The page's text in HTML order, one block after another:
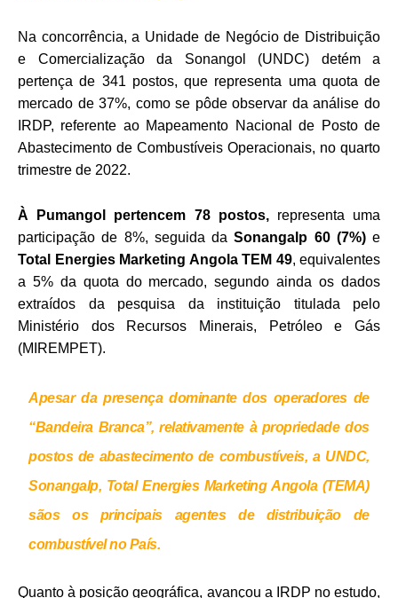
Na concorrência, a Unidade de Negócio de Distribuição
e Comercialização da Sonangol (UNDC) detém a
pertença de 341 postos, que representa uma quota de
mercado de 37%, como se pôde observar da análise do
IRDP, referente ao Mapeamento Nacional de Posto de
Abastecimento de Combustíveis Operacionais, no quarto
trimestre de 2022.
À Pumangol pertencem 78 postos,representa uma
participação de 8%, seguida daSonangalp 60 (7%)e
Total Energies Marketing Angola TEM 49, equivalentes
a 5% da quota do mercado, segundo ainda os dados
extraídos da pesquisa da instituição titulada pelo
Ministério dos Recursos Minerais, Petróleo e Gás
(MIREMPET).
Apesar da presença dominante dos operadores de
“Bandeira Branca”, relativamente à propriedade dos
postos de abastecimento de combustíveis, a UNDC,
Sonangalp, Total Energies Marketing Angola (TEMA)
sãos os principais agentes de distribuição de
combustível no País.
Quanto à posição geográfica, avançou a IRDP no estudo,